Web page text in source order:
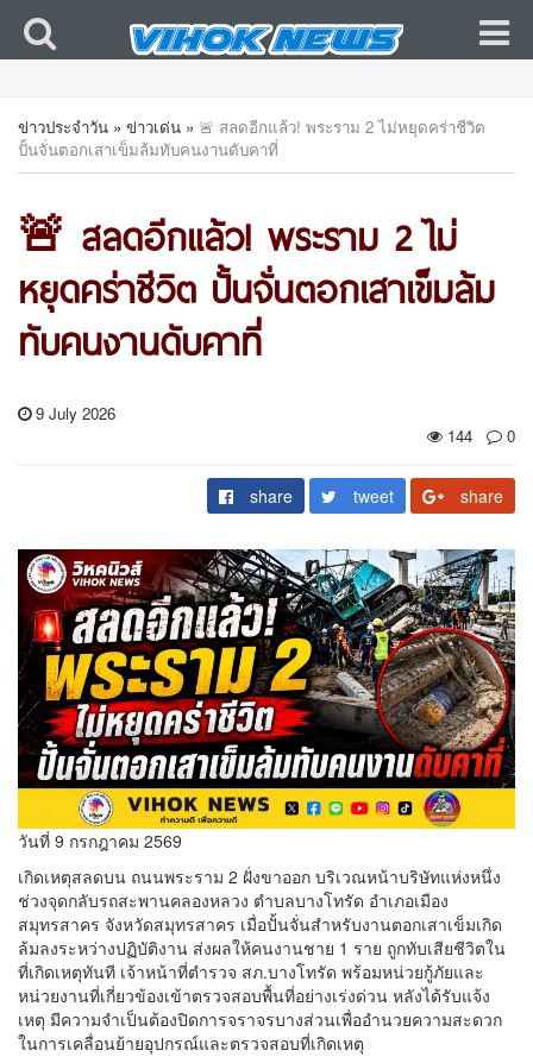
ข่าวประจำวัน » ข่าวเด่น » 🚨 สลดอีกแล้ว! พระราม 2 ไม่หยุดคร่าชีวิต
ปั้นจั่นตอกเสาเข็มล้มทับคนงานดับคาที่
🚨 สลดอีกแล้ว! พระราม 2 ไม่
หยุดคร่าชีวิต ปั้นจั่นตอกเสาเข็มล้ม
ทับคนงานดับคาที่
9 July 2026
144
0
share tweet share
วันที่ 9 กรกฎาคม 2569
เกิดเหตุสลดบน ถนนพระราม 2 ฝั่งขาออก บริเวณหน้าบริษัทแห่งหนึ่ง
ช่วงจุดกลับรถสะพานคลองหลวง ตำบลบางโทรัด อำเภอเมือง
สมุทรสาคร จังหวัดสมุทรสาคร เมื่อปั้นจั่นสำหรับงานตอกเสาเข็มเกิด
ล้มลงระหว่างปฏิบัติงาน ส่งผลให้คนงานชาย 1 ราย ถูกทับเสียชีวิตใน
ที่เกิดเหตุทันที เจ้าหน้าที่ตำรวจ สภ.บางโทรัด พร้อมหน่วยกู้ภัยและ
หน่วยงานที่เกี่ยวข้องเข้าตรวจสอบพื้นที่อย่างเร่งด่วน หลังได้รับแจ้ง
เหตุ มีความจำเป็นต้องปิดการจราจรบางส่วนเพื่ออำนวยความสะดวก
ในการเคลื่อนย้ายอุปกรณ์และตรวจสอบที่เกิดเหตุ